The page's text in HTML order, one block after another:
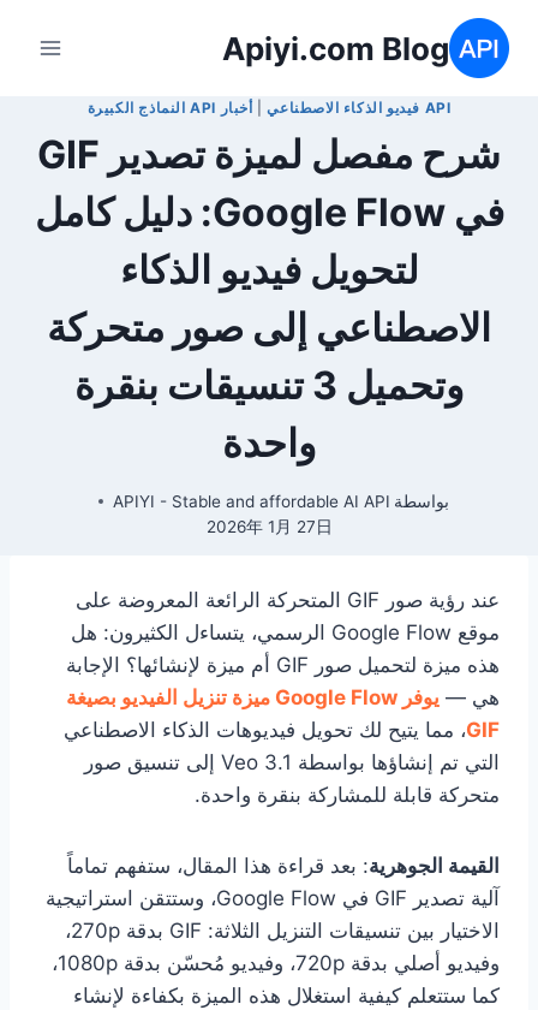
التجاوز
المحتوى
Apiyi.com Blog
API فيديو الذكاء الاصطناعي | أخبار API النماذج الكبيرة
شرح مفصل لميزة تصدير GIF
في Google Flow: دليل كامل
لتحويل فيديو الذكاء
الاصطناعي إلى صور متحركة
وتحميل 3 تنسيقات بنقرة
واحدة
بواسطة APIYI - Stable and affordable AI API
2026年 1月 27日
عند رؤية صور GIF المتحركة الرائعة المعروضة على
موقع Google Flow الرسمي، يتساءل الكثيرون: هل
هذه ميزة لتحميل صور GIF أم ميزة لإنشائها؟ الإجابة
هي —
يوفر Google Flow ميزة تنزيل الفيديو بصيغة
GIF، مما يتيح لك تحويل فيديوهات الذكاء الاصطناعي
التي تم إنشاؤها بواسطة Veo 3.1 إلى تنسيق صور
متحركة قابلة للمشاركة بنقرة واحدة.
القيمة الجوهرية: بعد قراءة هذا المقال، ستفهم تماماً
آلية تصدير GIF في Google Flow، وستتقن استراتيجية
الاختيار بين تنسيقات التنزيل الثلاثة: GIF بدقة 270p،
وفيديو أصلي بدقة 720p، وفيديو مُحسّن بدقة 1080p،
كما ستتعلم كيفية استغلال هذه الميزة بكفاءة لإنشاء